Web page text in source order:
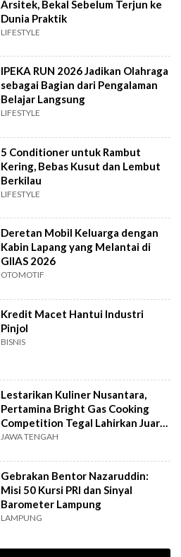
Arsitek, Bekal Sebelum Terjun ke
Dunia Praktik
LIFESTYLE
IPEKA RUN 2026 Jadikan Olahraga
sebagai Bagian dari Pengalaman
Belajar Langsung
LIFESTYLE
5 Conditioner untuk Rambut
Kering, Bebas Kusut dan Lembut
Berkilau
LIFESTYLE
Deretan Mobil Keluarga dengan
Kabin Lapang yang Melantai di
GIIAS 2026
OTOMOTIF
Kredit Macet Hantui Industri
Pinjol
BISNIS
Lestarikan Kuliner Nusantara,
Pertamina Bright Gas Cooking
Competition Tegal Lahirkan Juara
Baru
JAWA TENGAH
Gebrakan Bentor Nazaruddin:
Misi 50 Kursi PRI dan Sinyal
Barometer Lampung
LAMPUNG